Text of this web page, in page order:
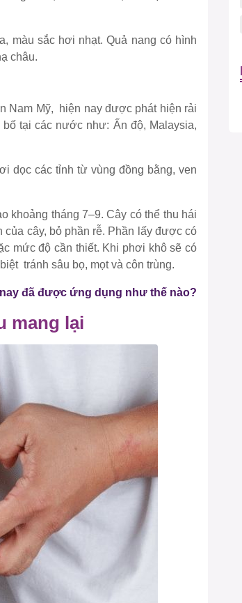
màu sắc hơi nhạt. Quả nang có hình
châu.
Nam Mỹ, hiện nay được phát hiện rải
tại các nước như: Ấn độ, Malaysia,
dọc các tỉnh từ vùng đồng bằng, ven
khoảng tháng 7–9. Cây có thể thu hái
cây, bỏ phần rễ. Phần lấy được có
mức độ cần thiết. Khi phơi khô sẽ có
tránh sâu bọ, mọt và côn trùng.
đã được ứng dụng như thế nào?
mang lại